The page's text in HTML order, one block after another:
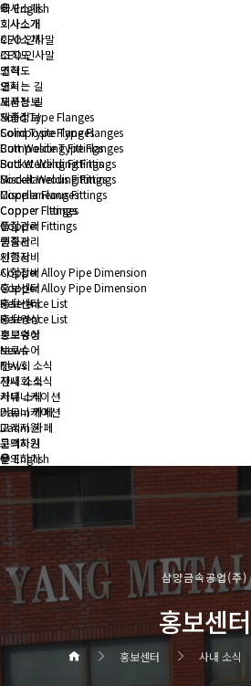
English
회사소개
회사소개
CEO 인사말
조직도
연혁
오시는 길
제품정보
Solid Type Flanges
Composite Type Flanges
Butt Welding Fittings
Socket Welding Fittings
Miscellaneous Fittings
Copper Flanges
Copper Fittings
품질관리
인증서
시험장비
Copper Alloy Pipe Dimension
홍보센터
Reference List
홍보영상
브로슈어
News
전시회 소식
사내 소식
커뮤니케이션
Daum 카페
고객지원
문의하기
회사소개
회사소개
CEO 인사말
조직도
연혁
오시는 길
제품정보
Solid Type Flanges
Composite Type Flanges
Butt Welding Fittings
Socket Welding Fittings
Miscellaneous Fittings
Copper Flanges
Copper Fittings
품질관리
인증서
시험장비
Copper Alloy Pipe Dimension
홍보센터
Reference List
홍보영상
브로슈어
News
전시회 소식
사내 소식
커뮤니케이션
Daum 카페
고객지원
문의하기
English
삼양금속공업(주)
홍보센터
홍보센터 사내 소식